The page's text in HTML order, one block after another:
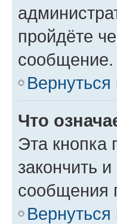
пройдёте
сообщение.
Вернуться
Что
Эта кнопка
закончить
сообщения
Вернуться